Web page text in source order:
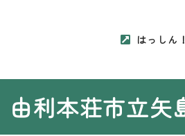
はっしん
由利本荘市立矢